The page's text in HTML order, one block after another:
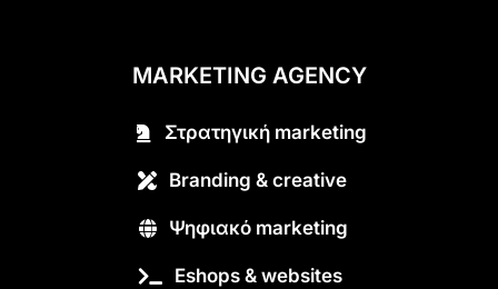
MARKETING AGENCY
Στρατηγική marketing
Branding & creative
Ψηφιακό marketing
Eshops & websites